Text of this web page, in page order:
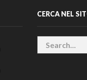
CERCA NEL